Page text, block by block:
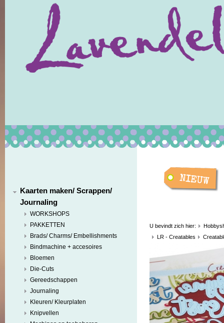
Kaarten maken/ Scrappen/
Journaling
WORKSHOPS
PAKKETTEN
Brads/ Charms/ Embellishments
Bindmachine + accesoires
Bloemen
Die-Cuts
Gereedschappen
Journaling
Kleuren/ Kleurplaten
Knipvellen
U bevindt zich hier:
LR - Creatables